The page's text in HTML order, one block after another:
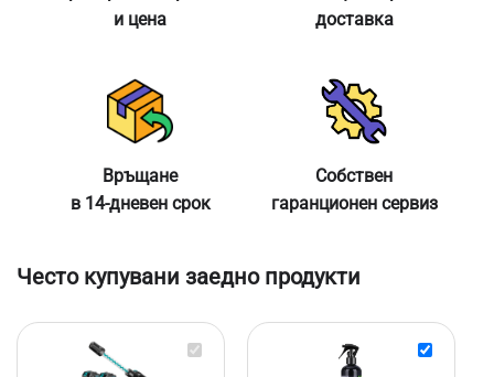
и цена
доставка
Връщане
в 14-дневен срок
Собствен
гаранционен сервиз
Често купувани заедно продукти
Акумулаторна
Нано